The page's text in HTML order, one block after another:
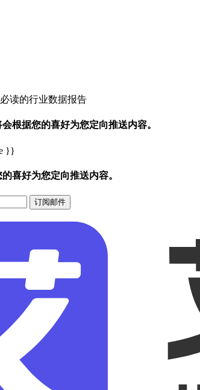
读的行业数据报告
根据您的喜好为您定向推送内容。
}}
喜好为您定向推送内容。
订阅邮件